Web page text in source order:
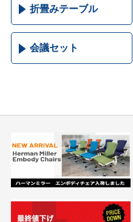
折畳みテーブル
会議セット